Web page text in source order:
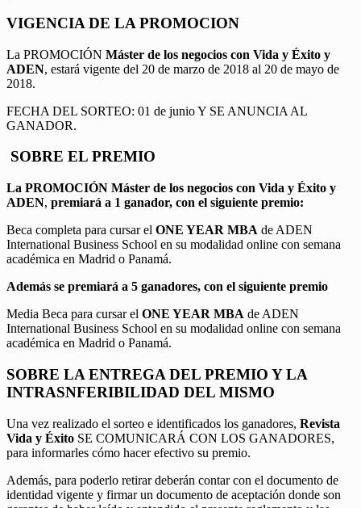
VIGENCIA DE LA PROMOCION
La PROMOCIÓN Máster de los negocios con Vida y Éxito y
ADEN, estará vigente del 20 de marzo de 2018 al 20 de mayo de
2018.
FECHA DEL SORTEO: 01 de junio Y SE ANUNCIA AL
GANADOR.
SOBRE EL PREMIO
La PROMOCIÓN Máster de los negocios con Vida y Éxito y
ADEN, premiará a 1 ganador, con el siguiente premio:
Beca completa para cursar el ONE YEAR MBA de ADEN
International Business School en su modalidad online con semana
académica en Madrid o Panamá.
Además se premiará a 5 ganadores, con el siguiente premio
Media Beca para cursar el ONE YEAR MBA de ADEN
International Business School en su modalidad online con semana
académica en Madrid o Panamá.
SOBRE LA ENTREGA DEL PREMIO Y LA
INTRASNFERIBILIDAD DEL MISMO
Una vez realizado el sorteo e identificados los ganadores, Revista
Vida y Éxito SE COMUNICARÁ CON LOS GANADORES,
para informarles cómo hacer efectivo su premio.
Además, para poderlo retirar deberán contar con el documento de
identidad vigente y firmar un documento de aceptación donde son